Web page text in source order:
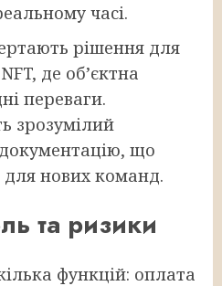
часі.
рішення для
де обʼєктна
переваги.
зрозумілий
що
для нових команд.
та ризики
функцій: оплата